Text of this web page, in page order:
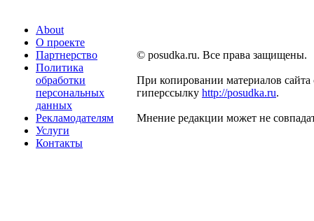
About
О проекте
Партнерство
Политика
обработки
персональных
данных
Рекламодателям
Услуги
Контакты
© posudka.ru. Все права защищены.
При копировании материалов сайта
гиперссылку http://posudka.ru.
Мнение редакции может не